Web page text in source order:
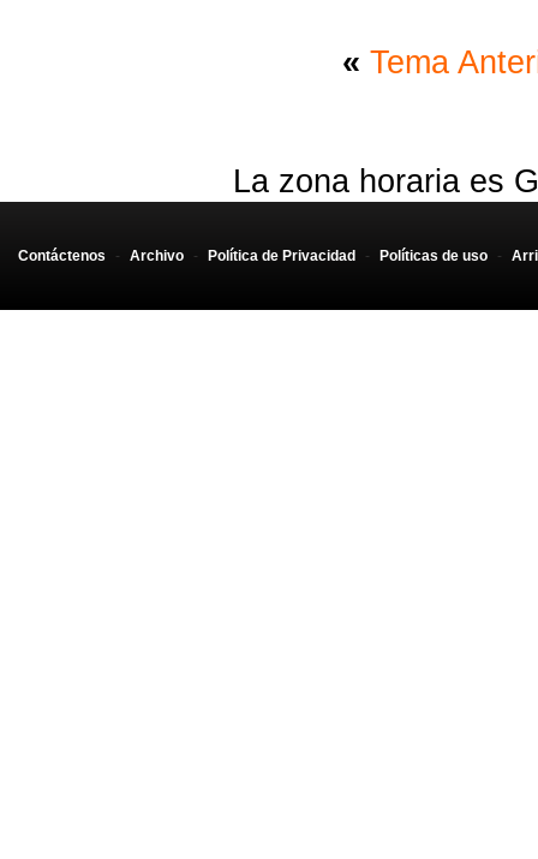
« Tema
La zona horaria es
Contáctenos - Archivo - Política de Privacidad - Políticas de uso -